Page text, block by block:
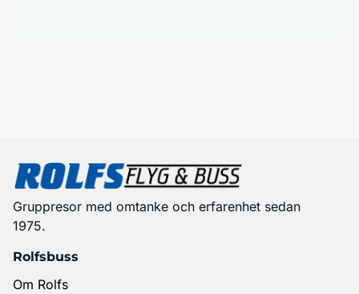
Gruppresor med omtanke och erfarenhet sedan
1975.
Rolfsbuss
Om Rolfs